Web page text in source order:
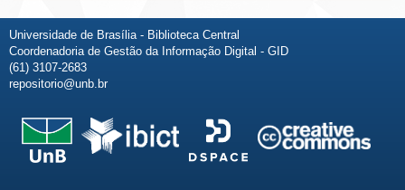
Universidade de Brasília - Biblioteca Central
Coordenadoria de Gestão da Informação Digital - GID
(61) 3107-2683
repositorio@unb.br